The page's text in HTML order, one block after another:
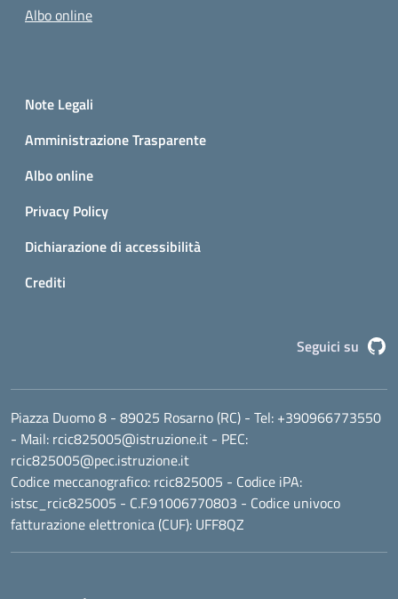
Albo online
Small prints
Note Legali
Amministrazione Trasparente
Albo online
Privacy Policy
Dichiarazione di accessibilità
Crediti
Seguici su
Piazza Duomo 8 - 89025 Rosarno (RC) - Tel: +390966773550
- Mail: rcic825005@istruzione.it - PEC:
rcic825005@pec.istruzione.it
Codice meccanografico: rcic825005 - Codice iPA:
istsc_rcic825005 - C.F.91006770803 - Codice univoco
fatturazione elettronica (CUF): UFF8QZ